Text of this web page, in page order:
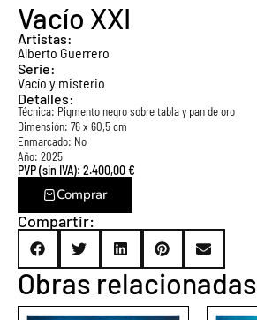
Vacío XXI
Artistas:
Alberto Guerrero
Serie:
Vacío y misterio
Detalles:
Técnica: Pigmento negro sobre tabla y pan de oro
Dimensión: 76 x 60,5 cm
Enmarcado: No
Año: 2025
PVP (sin IVA): 2.400,00€
Comprar
Compartir:
Obras relacionadas